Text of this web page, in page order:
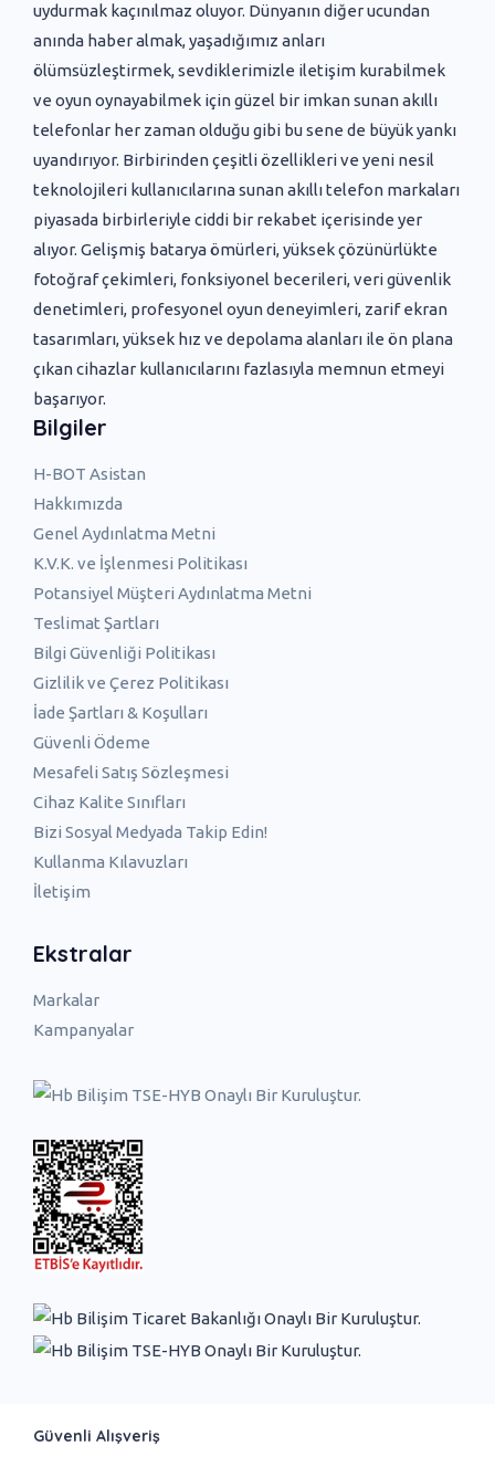
uydurmak kaçınılmaz oluyor. Dünyanın diğer ucundan
anında haber almak, yaşadığımız anları
ölümsüzleştirmek, sevdiklerimizle iletişim kurabilmek
ve oyun oynayabilmek için güzel bir imkan sunan akıllı
telefonlar her zaman olduğu gibi bu sene de büyük yankı
uyandırıyor. Birbirinden çeşitli özellikleri ve yeni nesil
teknolojileri kullanıcılarına sunan akıllı telefon markaları
piyasada birbirleriyle ciddi bir rekabet içerisinde yer
alıyor. Gelişmiş batarya ömürleri, yüksek çözünürlükte
fotoğraf çekimleri, fonksiyonel becerileri, veri güvenlik
denetimleri, profesyonel oyun deneyimleri, zarif ekran
tasarımları, yüksek hız ve depolama alanları ile ön plana
çıkan cihazlar kullanıcılarını fazlasıyla memnun etmeyi
başarıyor.
Bilgiler
H-BOT Asistan
Hakkımızda
Genel Aydınlatma Metni
K.V.K. ve İşlenmesi Politikası
Potansiyel Müşteri Aydınlatma Metni
Teslimat Şartları
Bilgi Güvenliği Politikası
Gizlilik ve Çerez Politikası
İade Şartları & Koşulları
Güvenli Ödeme
Mesafeli Satış Sözleşmesi
Cihaz Kalite Sınıfları
Bizi Sosyal Medyada Takip Edin!
Kullanma Kılavuzları
İletişim
Ekstralar
Markalar
Kampanyalar
Güvenli Alışveriş